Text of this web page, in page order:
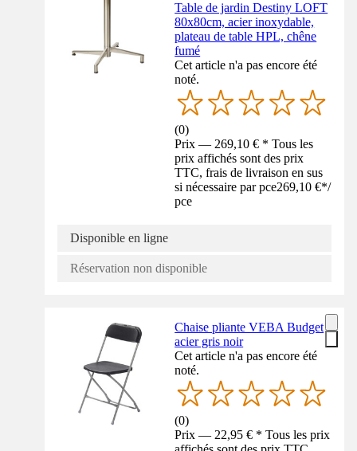
Table de jardin Destiny LOFT
80x80cm, acier inoxydable,
plateau de table HPL, chêne
fumé
Cet article n'a pas encore été
noté.
(0)
Prix — 269,10 € * Tous les
prix affichés sont des prix
TTC, frais de livraison en sus
si nécessaire par pce269,10 €*/
pce
Disponible en ligne
Réservation non disponible
Chaise pliante VEBA Budget
acier gris noir
Cet article n'a pas encore été
noté.
(0)
Prix — 22,95 € * Tous les prix